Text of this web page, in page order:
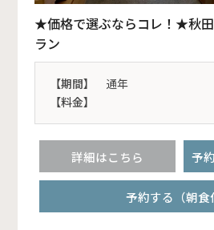
★価格で選ぶならコレ！★秋
ラン
【期間】
通年
【料金】
詳細はこちら 予
予約する（朝食